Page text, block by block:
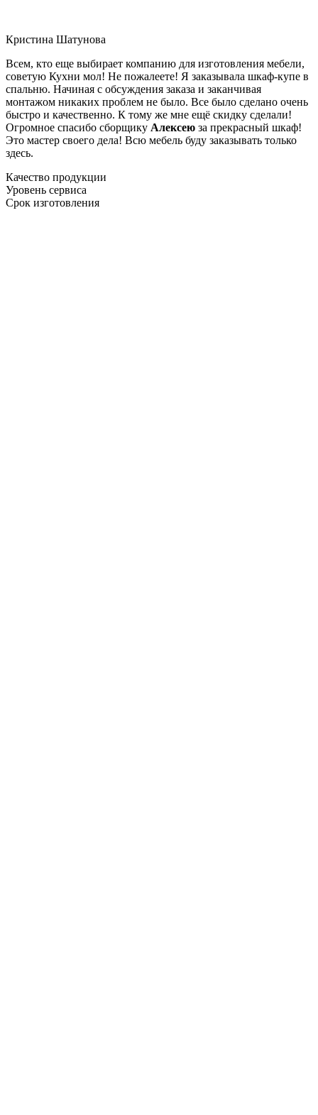
Кристина Шатунова
Всем, кто еще выбирает компанию для изготовления мебели,
советую Кухни мол! Не пожалеете! Я заказывала шкаф-купе в
спальню. Начиная с обсуждения заказа и заканчивая
монтажом никаких проблем не было. Все было сделано очень
быстро и качественно. К тому же мне ещё скидку сделали!
Огромное спасибо сборщику Алексею за прекрасный шкаф!
Это мастер своего дела! Всю мебель буду заказывать только
здесь.
Качество продукции
Уровень сервиса
Срок изготовления